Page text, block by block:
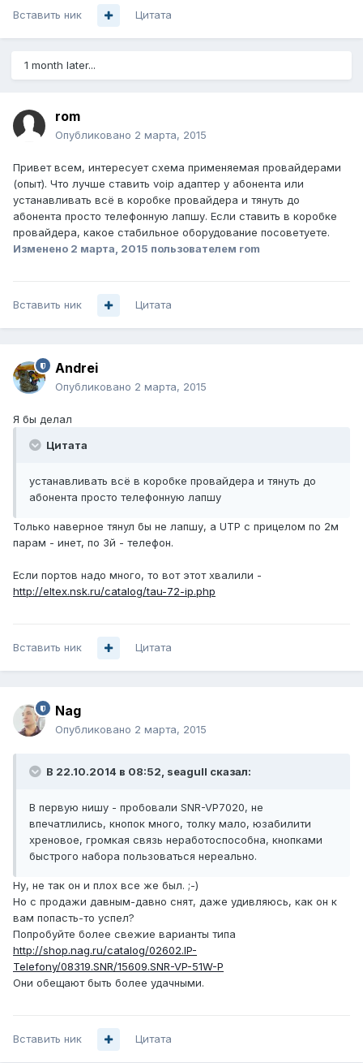
Вставить ник Цитата
1 month later...
rom
Опубликовано 2 марта, 2015
Привет всем, интересует схема применяемая провайдерами
(опыт). Что лучше ставить voip адаптер у абонента или
устанавливать всё в коробке провайдера и тянуть до
абонента просто телефонную лапшу. Если ставить в коробке
провайдера, какое стабильное оборудование посоветуете.
Изменено 2 марта, 2015 пользователем rom
Вставить ник Цитата
Andrei
Опубликовано 2 марта, 2015
Я бы делал
Цитата
устанавливать всё в коробке провайдера и тянуть до
абонента просто телефонную лапшу
Только наверное тянул бы не лапшу, а UTP с прицелом по 2м
парам - инет, по 3й - телефон.
Если портов надо много, то вот этот хвалили -
http://eltex.nsk.ru/catalog/tau-72-ip.php
Вставить ник Цитата
Nag
Опубликовано 2 марта, 2015
В 22.10.2014 в 08:52, seagull сказал:
В первую нишу - пробовали SNR-VP7020, не
впечатлились, кнопок много, толку мало, юзабилити
хреновое, громкая связь неработоспособна, кнопками
быстрого набора пользоваться нереально.
Ну, не так он и плох все же был. ;-)
Но с продажи давным-давно снят, даже удивляюсь, как он к
вам попасть-то успел?
Попробуйте более свежие варианты типа
http://shop.nag.ru/catalog/02602.IP-
Telefony/08319.SNR/15609.SNR-VP-51W-P
Они обещают быть более удачными.
Вставить ник Цитата